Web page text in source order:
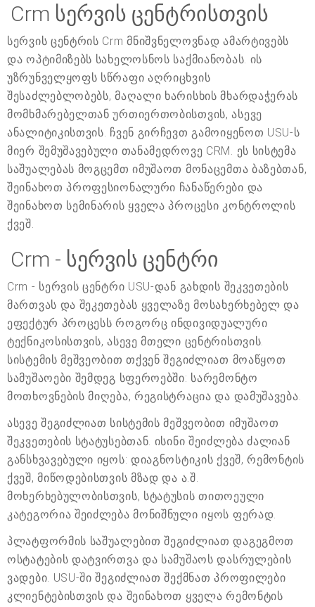
Crm სერვის ცენტრისთვის
სერვის ცენტრის Crm მნიშვნელოვნად ამარტივებს
და ოპტიმიზებს სახელოსნოს საქმიანობას. ის
უზრუნველყოფს სწრაფი აღრიცხვის
შესაძლებლობებს, მაღალი ხარისხის მხარდაჭერას
მომხმარებელთან ურთიერთობისთვის, ასევე
ანალიტიკისთვის. ჩვენ გირჩევთ გამოიყენოთ USU-ს
მიერ შემუშავებული თანამედროვე CRM. ეს სისტემა
საშუალებას მოგცემთ იმუშაოთ მონაცემთა ბაზებთან,
შეინახოთ პროფესიონალური ჩანაწერები და
შეინახოთ სემინარის ყველა პროცესი კონტროლის
ქვეშ.
Crm - სერვის ცენტრი
Crm - სერვის ცენტრი USU-დან გახდის შეკვეთების
მართვას და შეკეთებას ყველაზე მოსახერხებელ და
ეფექტურ პროცესს როგორც ინდივიდუალური
ტექნიკოსისთვის, ასევე მთელი ცენტრისთვის.
სისტემის მეშვეობით თქვენ შეგიძლიათ მოაწყოთ
სამუშაოები შემდეგ სფეროებში: სარემონტო
მოთხოვნების მიღება, რეგისტრაცია და დამუშავება.
ასევე შეგიძლიათ სისტემის მეშვეობით იმუშაოთ
შეკვეთების სტატუსებთან. ისინი შეიძლება ძალიან
განსხვავებული იყოს: დიაგნოსტიკის ქვეშ, რემონტის
ქვეშ, მიწოდებისთვის მზად და ა.შ.
მოხერხებულობისთვის, სტატუსის თითოეული
კატეგორია შეიძლება მონიშნული იყოს ფერად.
პლატფორმის საშუალებით შეგიძლიათ დაგეგმოთ
ოსტატების დატვირთვა და სამუშაოს დასრულების
ვადები. USU-ში შეგიძლიათ შექმნათ პროფილები
კლიენტებისთვის და შეინახოთ ყველა რემონტის